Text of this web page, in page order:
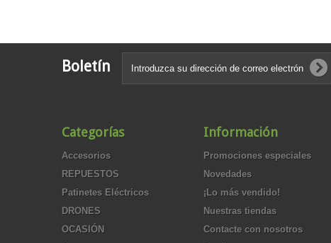
Boletín
Categorías
Accesorios
REPUESTOS
Patinetes Eléctricos
DRONES
OCASIÓN
Información
Promociones especiales
Novedades
¡Lo más vendido!
Nuestras tiendas
Contacte con nosotros